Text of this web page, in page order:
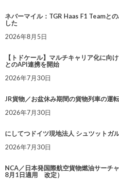
ネバーマイル：TGR Haas F1 Teamと
した
2026年8月5日
【トドケール】マルチキャリア化に向
とのAPI連携を開始
2026年7月30日
JR貨物／お盆休み期間の貨物列車の運
2026年7月30日
にしてつドイツ現地法人 シュツットガ
2026年7月30日
NCA／日本発国際航空貨物燃油サーチ
8月1日適用 改定）